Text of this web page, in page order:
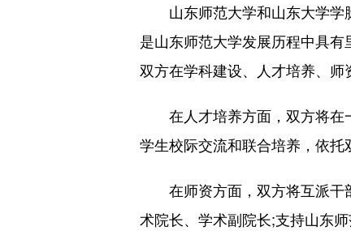
山东师范大学和山东大学学
是山东师范大学发展历程中具
双方在学科建设、人才培养、师
在人才培养方面，双方将在
学生校际交流和联合培养，依托
在师资方面，双方将互派干
术院长、学术副院长;支持山东